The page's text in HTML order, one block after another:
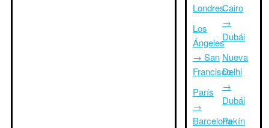
Londres
Los
Ángeles
→ San
Francisco
París
→
Barcelona
Cairo
→
Dubái
Nueva
Delhi
→
Dubái
Pekín